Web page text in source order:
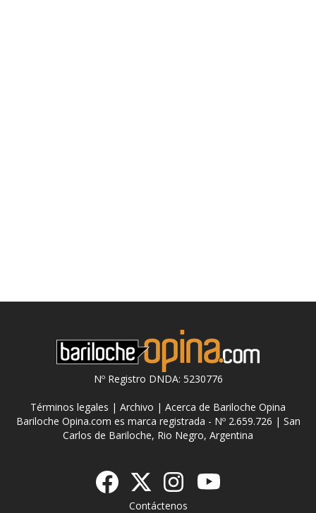
Nº Registro DNDA: 5230776
Términos legales | Archivo | Acerca de Bariloche Opina
Bariloche Opina.com es marca registrada - Nº 2.659.726 | San
Carlos de Bariloche, Rio Negro, Argentina
Contáctenos